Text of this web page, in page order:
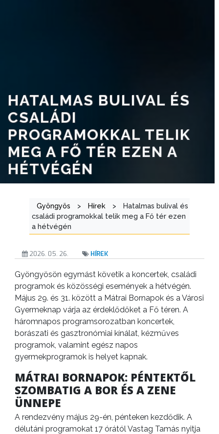
HATALMAS BULIVAL ÉS
CSALÁDI
PROGRAMOKKAL TELIK
MEG A FŐ TÉR EZEN A
HÉTVÉGÉN
Gyöngyös > Hírek >
Hatalmas bulival és
családi programokkal telik meg a Fő tér ezen
a hétvégén
2026. 05. 26. HÍREK
Gyöngyösön egymást követik a koncertek, családi
programok és közösségi események a hétvégén.
Május 29. és 31. között a Mátrai Bornapok és a Városi
Gyermeknap várja az érdeklődőket a Fő téren. A
háromnapos programsorozatban koncertek,
borászati és gasztronómiai kínálat, kézműves
programok, valamint egész napos
gyermekprogramok is helyet kapnak.
MÁTRAI BORNAPOK: PÉNTEKTŐL
SZOMBATIG A BOR ÉS A ZENE
ÜNNEPE
A rendezvény május 29-én, pénteken kezdődik. A
délutáni programokat 17 órától Vastag Tamás nyitja